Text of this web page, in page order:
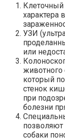
Клеточный
характера
УЗИ
или
животного
который
стенок
при
болезни
собаки